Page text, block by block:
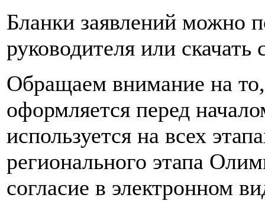
Бланки заявлений можно
руководителя или скачать
Обращаем внимание на то,
оформляется перед
используется на всех
регионального этапа
согласие в электронном